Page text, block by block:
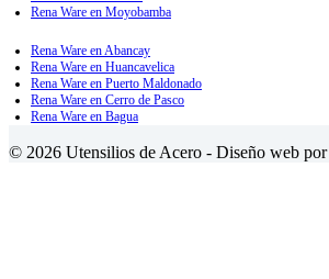
Rena Ware en Moyobamba
Rena Ware en Abancay
Rena Ware en Huancavelica
Rena Ware en Puerto Maldonado
Rena Ware en Cerro de Pasco
Rena Ware en Bagua
© 2026 Utensilios de Acero - Diseño web por